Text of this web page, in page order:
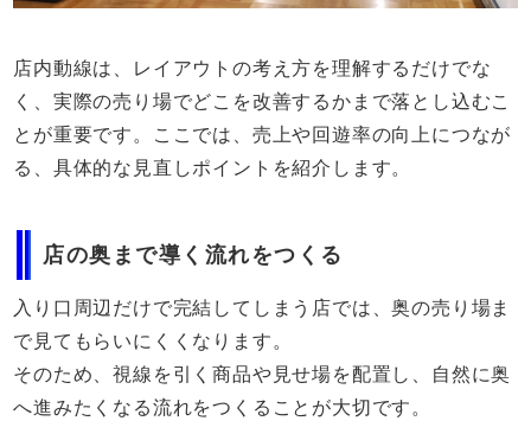
店内動線は、レイアウトの考え方を理解するだけでな
く、実際の売り場でどこを改善するかまで落とし込むこ
とが重要です。ここでは、売上や回遊率の向上につなが
る、具体的な見直しポイントを紹介します。
店の奥まで導く流れをつくる
入り口周辺だけで完結してしまう店では、奥の売り場ま
で見てもらいにくくなります。
そのため、視線を引く商品や見せ場を配置し、自然に奥
へ進みたくなる流れをつくることが大切です。